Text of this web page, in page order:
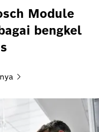
Module
bengkel